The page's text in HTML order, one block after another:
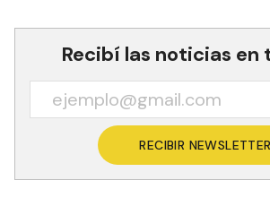
Recibí las noticias en
RECIBIR NEWSLETTER